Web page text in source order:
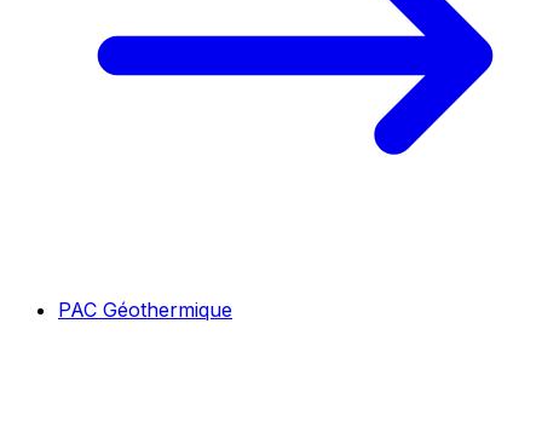
PAC Géothermique